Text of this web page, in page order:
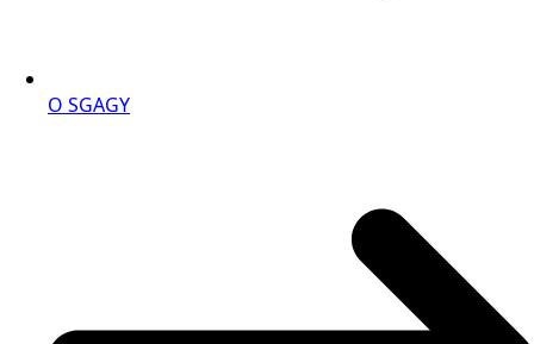
O SGAGY